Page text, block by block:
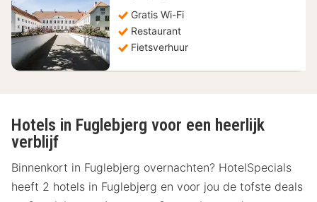
Gratis Wi-Fi
Restaurant
Fietsverhuur
Hotels in Fuglebjerg voor een heerlijk
verblijf
Binnenkort in Fuglebjerg overnachten? HotelSpecials
heeft 2 hotels in Fuglebjerg en voor jou de tofste deals